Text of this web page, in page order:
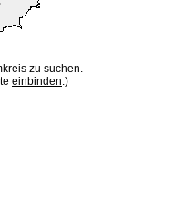
zu suchen.
einbinden.)